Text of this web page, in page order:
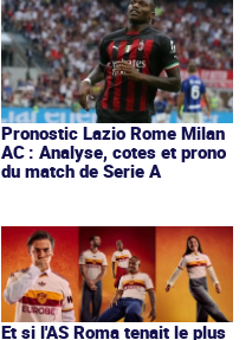
Pronostic Lazio Rome Milan
AC : Analyse, cotes et prono
du match de Serie A
Et si l'AS Roma tenait le plus